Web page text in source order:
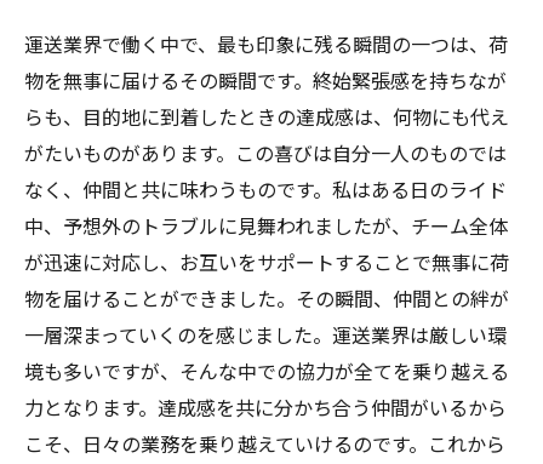
運送業界で働く中で、最も印象に残る瞬間の一つは、荷
物を無事に届けるその瞬間です。終始緊張感を持ちなが
らも、目的地に到着したときの達成感は、何物にも代え
がたいものがあります。この喜びは自分一人のものでは
なく、仲間と共に味わうものです。私はある日のライド
中、予想外のトラブルに見舞われましたが、チーム全体
が迅速に対応し、お互いをサポートすることで無事に荷
物を届けることができました。その瞬間、仲間との絆が
一層深まっていくのを感じました。運送業界は厳しい環
境も多いですが、そんな中での協力が全てを乗り越える
力となります。達成感を共に分かち合う仲間がいるから
こそ、日々の業務を乗り越えていけるのです。これから